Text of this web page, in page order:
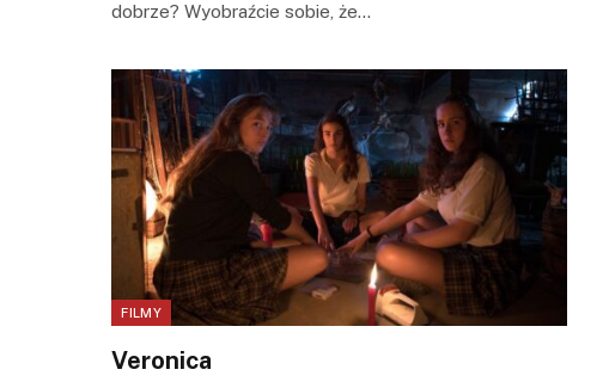
dobrze? Wyobraźcie sobie, że…
FILMY
Veronica